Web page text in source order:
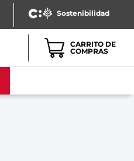
Sostenibilidad